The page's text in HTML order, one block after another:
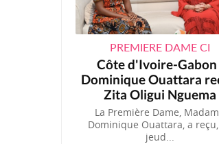
PREMIERE DAME CI
Côte d'Ivoire-Gabon
Dominique Ouattara
Zita Oligui Nguema
La Première Dame,
Dominique Ouattara, a
jeud...